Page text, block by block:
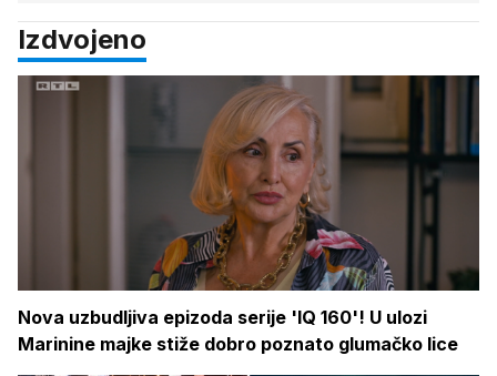
Izdvojeno
Nova uzbudljiva epizoda serije 'IQ 160'! U ulozi
Marinine majke stiže dobro poznato glumačko lice